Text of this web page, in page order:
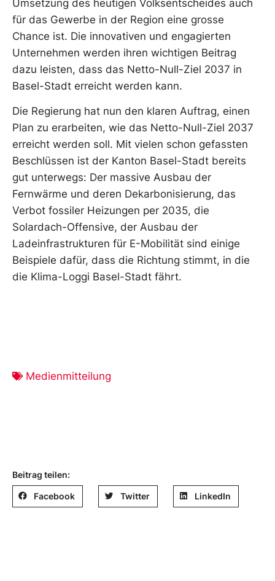
Umsetzung des heutigen Volksentscheides auch
für das Gewerbe in der Region eine grosse
Chance ist. Die innovativen und engagierten
Unternehmen werden ihren wichtigen Beitrag
dazu leisten, dass das Netto-Null-Ziel 2037 in
Basel-Stadt erreicht werden kann.
Die Regierung hat nun den klaren Auftrag, einen
Plan zu erarbeiten, wie das Netto-Null-Ziel 2037
erreicht werden soll. Mit vielen schon gefassten
Beschlüssen ist der Kanton Basel-Stadt bereits
gut unterwegs: Der massive Ausbau der
Fernwärme und deren Dekarbonisierung, das
Verbot fossiler Heizungen per 2035, die
Solardach-Offensive, der Ausbau der
Ladeinfrastrukturen für E-Mobilität sind einige
Beispiele dafür, dass die Richtung stimmt, in die
die Klima-Loggi Basel-Stadt fährt.
Medienmitteilung
Beitrag teilen:
Facebook Twitter LinkedIn